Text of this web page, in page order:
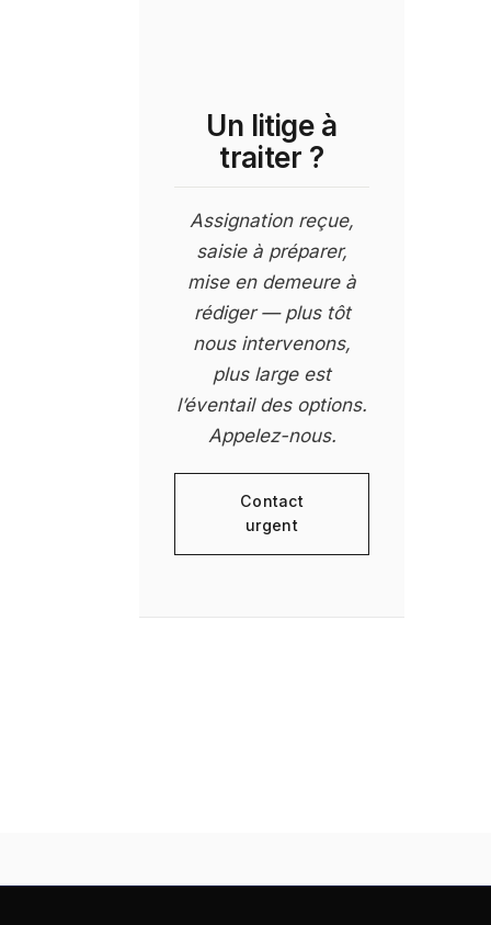
Un litige à
traiter ?
Assignation reçue,
saisie à préparer,
mise en demeure à
rédiger — plus tôt
nous intervenons,
plus large est
l’éventail des options.
Appelez-nous.
Contact
urgent